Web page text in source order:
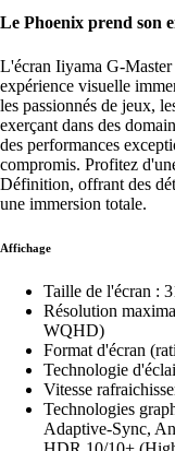
Le Phoenix prend son
L'écran Iiyama G-
expérience visuelle
les passionnés de jeux,
exerçant dans des
des performances
compromis. Profitez
Définition, offrant des
une immersion totale.
Affichage
Taille de l'écran :
Résolution
WQHD)
Format d'écran
Technologie
Vitesse
Technologies
Adaptive-Sync,